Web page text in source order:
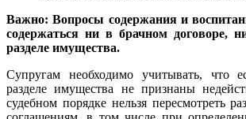
Важно: Вопросы содержания и
содержаться ни в брачном договоре,
разделе имущества.
Супругам необходимо учитывать, что
разделе имущества не признаны
судебном порядке нельзя пересмотреть